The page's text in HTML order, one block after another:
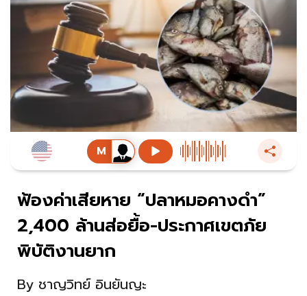
ฟ้องค่าเสียหาย “ปลาหมอคางดำ”
2,400 ล้านส่อยื้อ-ประกาศเขตภัย
พิบัติงานยาก
By ชาญวิทย์ อินยันญะ